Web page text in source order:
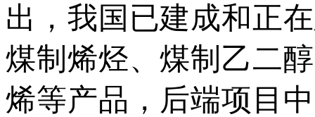
出，我国已建成和正
煤制烯烃、煤制乙二
烯等产品，后端项目